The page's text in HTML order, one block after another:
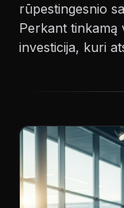
rūpestingesnio
Perkant tinkamą
investicija, kuri